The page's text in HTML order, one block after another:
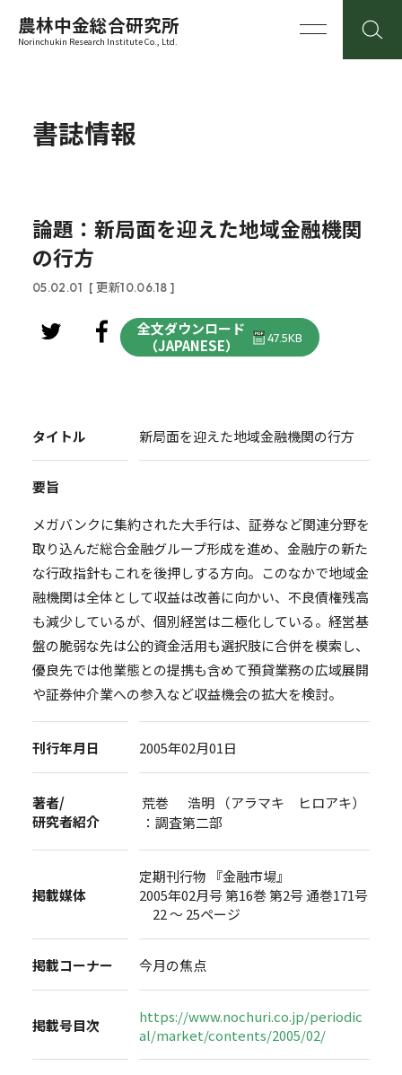
農林中金総合研究所
Norinchukin Research Institute Co., Ltd.
書誌情報
論題：新局面を迎えた地域金融機関
の行方
05.02.01 [ 更新10.06.18 ]
全文ダウンロード
（JAPANESE）
47.5KB
タイトル 新局面を迎えた地域金融機関の行方
要旨
メガバンクに集約された大手行は、証券など関連分野を
取り込んだ総合金融グループ形成を進め、金融庁の新た
な行政指針もこれを後押しする方向。このなかで地域金
融機関は全体として収益は改善に向かい、不良債権残高
も減少しているが、個別経営は二極化している。経営基
盤の脆弱な先は公的資金活用も選択肢に合併を模索し、
優良先では他業態との提携も含めて預貸業務の広域展開
や証券仲介業への参入など収益機会の拡大を検討。
刊行年月日 2005年02月01日
著者/
研究者紹介
荒巻 浩明 （アラマキ ヒロアキ）
：調査第二部
掲載媒体
定期刊行物 『金融市場』
2005年02月号 第16巻 第2号 通巻171号
22 ～ 25ページ
掲載コーナー 今月の焦点
掲載号目次
https://www.nochuri.co.jp/periodic
al/market/contents/2005/02/